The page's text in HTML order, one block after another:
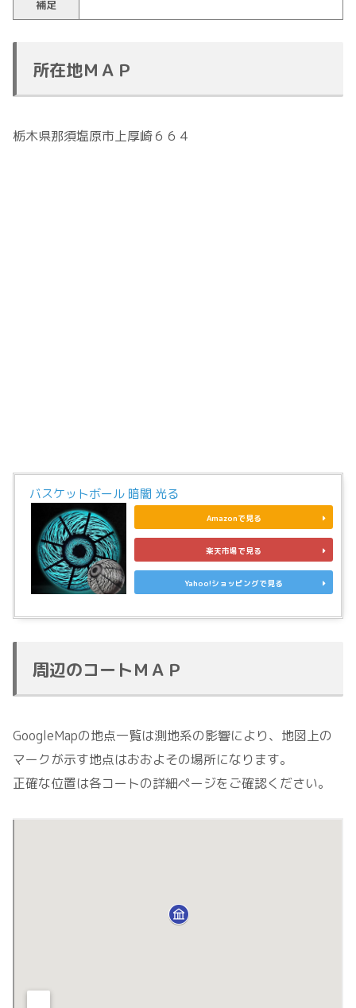
補足
所在地ＭＡＰ
栃木県那須塩原市上厚崎６６４
バスケットボール 暗闇 光る
Amazonで見る
楽天市場で見る
Yahoo!ショッピングで見る
周辺のコートＭＡＰ
GoogleMapの地点一覧は測地系の影響により、地図上の
マークが示す地点はおおよその場所になります。
正確な位置は各コートの詳細ページをご確認ください。